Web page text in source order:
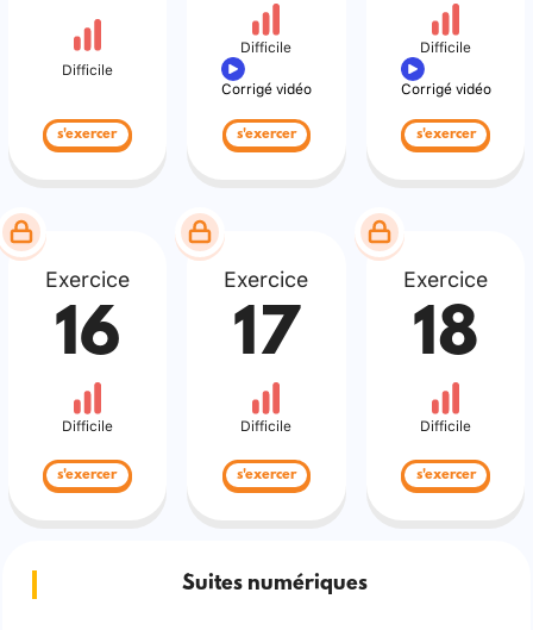
Difficile
s'exercer
Difficile
Corrigé vidéo
s'exercer
Difficile
Corrigé vidéo
s'exercer
Exercice
16
Difficile
s'exercer
Exercice
17
Difficile
s'exercer
Exercice
18
Difficile
s'exercer
Suites numériques